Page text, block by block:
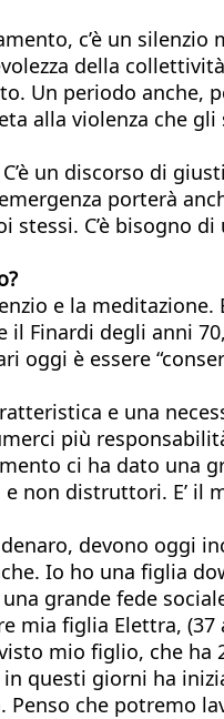
c’è un
della
periodo anche,
alla violenza che
un discorso di
porterà
C’è bisogno
e la
Finardi degli anni
è essere
e una
più
ci ha dato una
non distruttori. E’
devono oggi
Io ho una figlia
grande fede
mia figlia Elettra,
mio figlio, che ha
questi giorni ha
che potremo